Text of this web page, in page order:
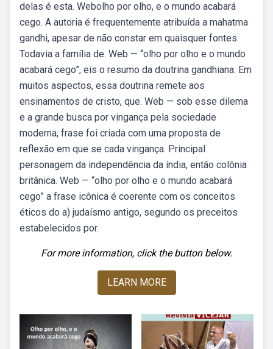
delas é esta. Webolho por olho, e o mundo acabará
cego. A autoria é frequentemente atribuída a mahatma
gandhi, apesar de não constar em quaisquer fontes.
Todavia a família de. Web — “olho por olho e o mundo
acabará cego”, eis o resumo da doutrina gandhiana. Em
muitos aspectos, essa doutrina remete aos
ensinamentos de cristo, que. Web — sob esse dilema
e a grande busca por vingança pela sociedade
moderna, frase foi criada com uma proposta de
reflexão em que se cada vingança. Principal
personagem da independência da índia, então colônia
britânica. Web — “olho por olho e o mundo acabará
cego” a frase icônica é coerente com os conceitos
éticos do a) judaísmo antigo, segundo os preceitos
estabelecidos por.
For more information, click the button below.
LEARN MORE